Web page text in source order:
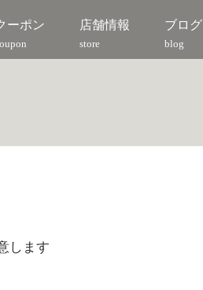
ーポン 店舗情報
store
ブログ
blog
します